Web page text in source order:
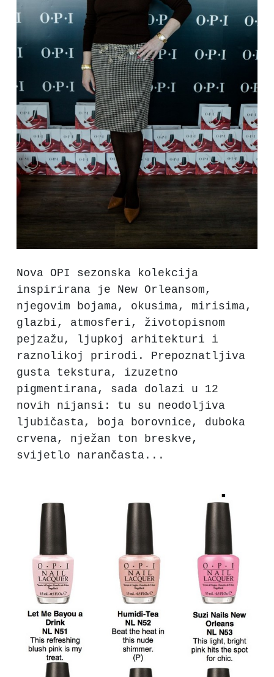
Nova OPI sezonska kolekcija
inspirirana je New Orleansom,
njegovim bojama, okusima, mirisima,
glazbi, atmosferi, životopisnom
pejzažu, ljupkoj arhitekturi i
raznolikoj prirodi. Prepoznatljiva
gusta tekstura, izuzetno
pigmentirana, sada dolazi u 12
novih nijansi: tu su neodoljiva
ljubičasta, boja borovnice, duboka
crvena, nježan ton breskve,
svijetlo narančasta...